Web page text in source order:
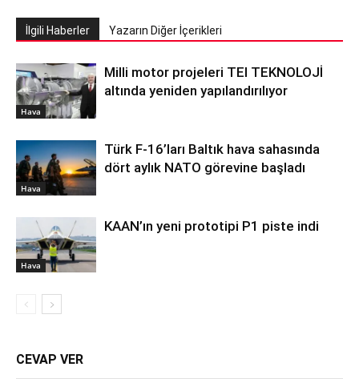
İlgili Haberler Yazarın Diğer İçerikleri
Hava
Milli motor projeleri TEI TEKNOLOJİ
altında yeniden yapılandırılıyor
Hava
Türk F-16’ları Baltık hava sahasında
dört aylık NATO görevine başladı
Hava
KAAN’ın yeni prototipi P1 piste indi
CEVAP VER